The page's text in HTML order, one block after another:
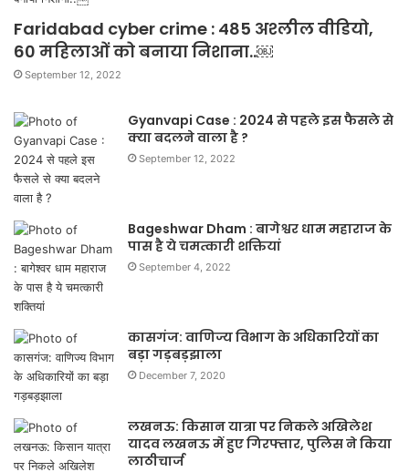
Faridabad cyber crime : 485 अश्लील वीडियो,
60 महिलाओं को बनाया निशाना..￼
September 12, 2022
Gyanvapi Case : 2024 से पहले इस फैसले से
क्या बदलने वाला है ?
September 12, 2022
Bageshwar Dham : बागेश्वर धाम महाराज के
पास है ये चमत्कारी शक्तियां
September 4, 2022
कासगंज: वाणिज्य विभाग के अधिकारियों का
बड़ा गड़बड़झाला
December 7, 2020
लखनऊ: किसान यात्रा पर निकले अखिलेश
यादव लखनऊ में हुए गिरफ्तार, पुलिस ने किया
लाठीचार्ज